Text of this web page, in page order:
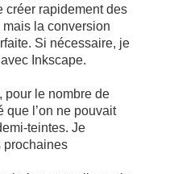
créer rapidement des
la conversion
Si nécessaire, je
Inkscape.
pour le nombre de
que l’on ne pouvait
teintes. Je
prochaines